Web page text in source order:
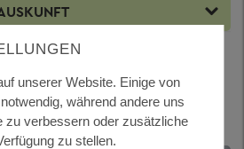
unserer Website. Einige von
während andere uns
zu verbessern oder zusätzliche
zu stellen.